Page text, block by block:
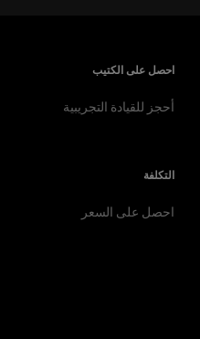
احصل على الكتيب
أحجز للقيادة التجريبية
التكلفة
احصل على السعر